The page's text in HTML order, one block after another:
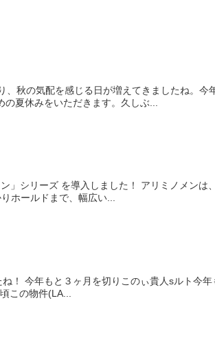
秋の気配を感じる日が増えてきましたね。今
夏休みをいただきます。久しぶ...
」シリーズ を導入しました！ アリミノメンは
ホールドまで、幅広い...
！ 今年もと３ヶ月を切りこのぃ貴人sルト今
この物件(LA...